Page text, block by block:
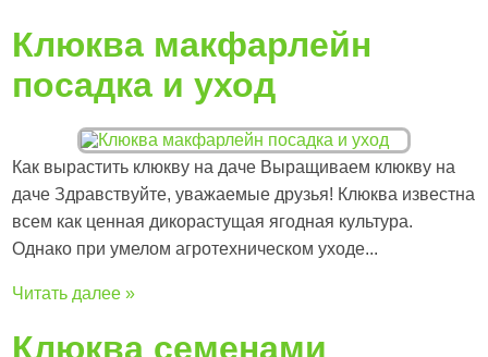
Клюква макфарлейн
посадка и уход
Как вырастить клюкву на даче Выращиваем клюкву на
даче Здравствуйте, уважаемые друзья! Клюква известна
всем как ценная дикорастущая ягодная культура.
Однако при умелом агротехническом уходе...
Читать далее »
Клюква семенами